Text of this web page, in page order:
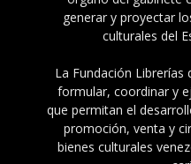
generar y proyectar
culturales del
La Fundación
formular, coordinar y
que permitan el
promoción, venta y
bienes culturales